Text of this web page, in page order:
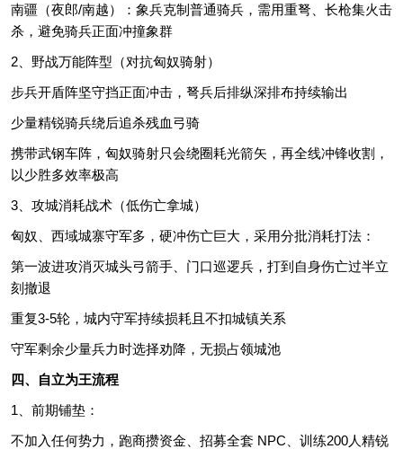
南疆（夜郎/南越）：象兵克制普通骑兵，需用重弩、长枪集火击
杀，避免骑兵正面冲撞象群
2、野战万能阵型（对抗匈奴骑射）
步兵开盾阵坚守挡正面冲击，弩兵后排纵深排布持续输出
少量精锐骑兵绕后追杀残血弓骑
携带武钢车阵，匈奴骑射只会绕圈耗光箭矢，再全线冲锋收割，
以少胜多效率极高
3、攻城消耗战术（低伤亡拿城）
匈奴、西域城寨守军多，硬冲伤亡巨大，采用分批消耗打法：
第一波进攻消灭城头弓箭手、门口巡逻兵，打到自身伤亡过半立
刻撤退
重复3-5轮，城内守军持续损耗且不扣城镇关系
守军剩余少量兵力时选择劝降，无损占领城池
四、自立为王流程
1、前期铺垫：
不加入任何势力，跑商攒资金、招募全套 NPC、训练200人精锐